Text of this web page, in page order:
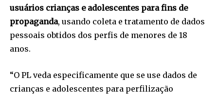
usuários crianças e adolescentes para fins de
propaganda, usando coleta e tratamento de dados
pessoais obtidos dos perfis de menores de 18
anos.
“O PL veda especificamente que se use dados de
crianças e adolescentes para perfilização